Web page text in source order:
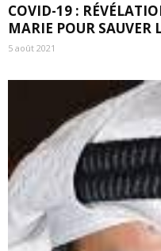
COVID-19 :
MARIE POUR SAUVER
5 août 2021